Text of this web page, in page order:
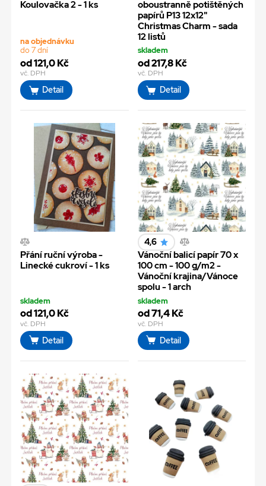
Koulovačka 2 - 1 ks
na objednávku
do 7 dní
od 121,0 Kč
vč. DPH
Detail
oboustranně potištěných
papírů P13 12x12"
Christmas Charm - sada
12 listů
skladem
od 217,8 Kč
vč. DPH
Detail
Přání ruční výroba -
Linecké cukroví - 1 ks
skladem
od 121,0 Kč
vč. DPH
Detail
4,6
Vánoční balicí papír 70 x
100 cm - 100 g/m2 -
Vánoční krajina/Vánoce
spolu - 1 arch
skladem
od 71,4 Kč
vč. DPH
Detail